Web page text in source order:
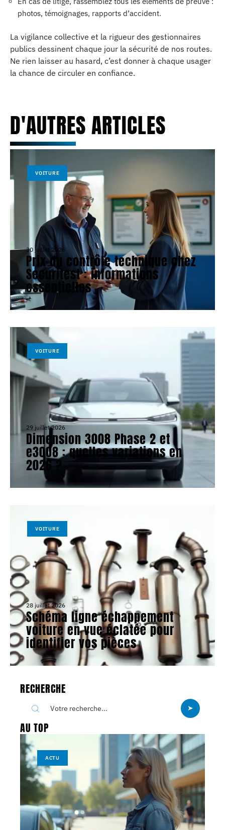
photos, témoignages, rapports d’accident.
La vigilance collective et la rigueur des gestionnaires
publics dessinent chaque jour la sécurité de nos routes.
Ne rien laisser au hasard, c’est donner à chaque usager
la chance de circuler en confiance.
D'AUTRES ARTICLES
VOITURE
30 juillet 2026
Prix du contrôle technique chez
Securitest : informations
essentielles
VOITURE
29 juillet 2026
Dimension 3008 Phase 2 et
e3008 : quelles variations en
2026 ?
VOITURE
28 juillet 2026
Schéma ligne échappement
voiture en vue éclatée pour
identifier vos pièces
RECHERCHE
AU TOP
ACTU